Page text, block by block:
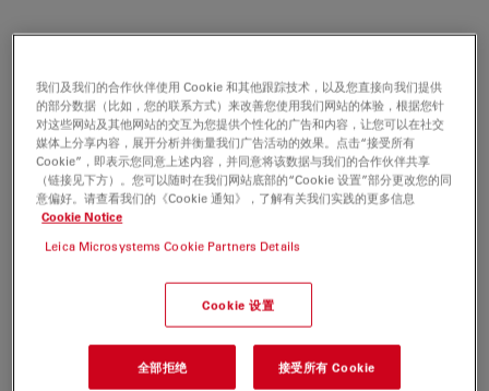
捕获您曾错失的微弱荧光信号。发现两张相邻图像之间发生
的情况。细胞内发生的一切清晰地呈现在您的眼前，会是何
等奇妙！
Leica DFC9000帮您将想象变成现实。该单色显微镜摄像
头采用新的高科技 CMOS (sCMOS) 传感器荧光成像技术，
可以对近自然状态下的细胞成像。
缩短曝光时间，保护细胞
高速摄取，捕获高度动态过程
单张大视野图像，获取更多信息
我们及我们的合作伙伴使用 Cookie 和其他跟踪技术，以及您直接向我们提供
的部分数据（比如，您的联系方式）来改善您使用我们网站的体验，根据您针
对这些网站及其他网站的交互为您提供个性化的广告和内容，让您可以在社交
媒体上分享内容，展开分析并衡量我们广告活动的效果。点击“接受所有
Cookie”，即表示您同意上述内容，并同意将该数据与我们的合作伙伴共享
（链接见下方）。您可以随时在我们网站底部的“Cookie 设置”部分更改您的同
意偏好。请查看我们的《Cookie 通知》，了解有关我们实践的更多信息
Cookie Notice
Leica Microsystems Cookie Partners Details
Cookie 设置
全部拒绝 接受所有 Cookie